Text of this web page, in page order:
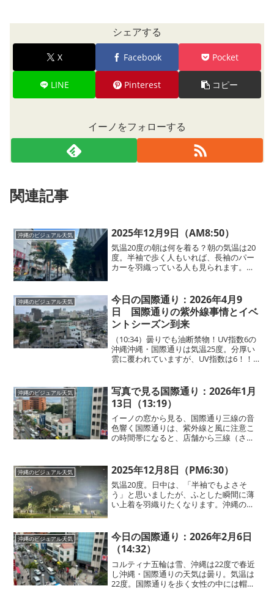
シェアする
X Facebook Pocket
LINE Pinterest コピー
イーノをフォローする
関連記事
沖縄のビジュアル天気 2025年12月9日（AM8:50）
気温20度の朝は何を着る？朝の気温は20
度。半袖で歩く人もいれば、長袖のパー
カーを羽織っている人も見られます。時
は、帽子など紫外線対策を万全に！
沖縄のビジュアル天気
今日の国際通り：2026年4月9
日 国際通りの紫外線事情とイベ
ントシーズン到来
（10:34）曇りでも油断禁物！UV指数6の
沖縄沖縄・国際通りは気温25度。分厚い
雲に覆われていますが、UV指数は6！！
のが特徴です。外出時は日焼け対策を忘
れずに。そして...
沖縄のビジュアル天気
写真で見る国際通り：2026年1月
13日（13:19）
イーノの窓から見る、国際通り三線の音
色響く国際通りは、紫外線と風に注意こ
の時間帯になると、店舗から三線（さん
は16度。空にはモクモクとした雲が多い
ものの、雲の切れ間から...
沖縄のビジュアル天気 2025年12月8日（PM6:30）
気温20度。日中は、「半袖でもよさそ
う」と思いましたが、ふとした瞬間に薄
い上着を羽織りたくなります。沖縄の日
お店に入る方は上着は必須です！公園に
行くと、元気に走り回...
沖縄のビジュアル天気
今日の国際通り：2026年2月6日
（14:32）
コルティナ五輪は雪、沖縄は22度で春近
し沖縄・国際通りの天気は曇り。気温は
22度。国際通りを歩く女性の中には帽子